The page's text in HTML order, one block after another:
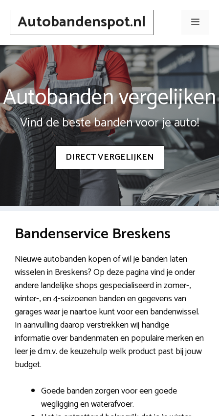
Spring
inhoudAutobandenspot.nl Menu
Autobanden vergelijken
Vind de beste banden voor je auto!
DIRECT VERGELIJKEN
Bandenservice Breskens
Nieuwe autobanden kopen of wil je banden laten
wisselen in Breskens? Op deze pagina vind je onder
andere landelijke shops gespecialiseerd in zomer-,
winter-, en 4-seizoenen banden en gegevens van
garages waar je naartoe kunt voor een bandenwissel.
In aanvulling daarop verstrekken wij handige
informatie over bandenmaten en populaire merken en
leer je d.m.v. de keuzehulp welk product past bij jouw
budget.
Goede banden zorgen voor een goede
wegligging en waterafvoer.